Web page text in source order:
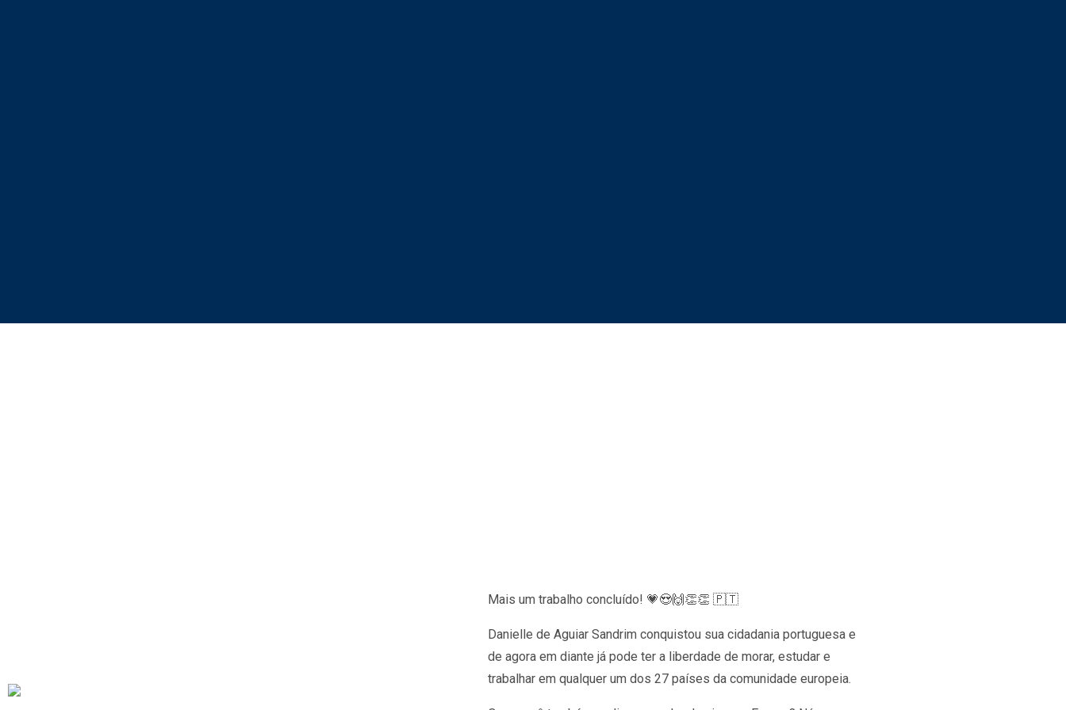
Mais um trabalho concluído! 💗😍🙌👏👏 🇵🇹
Danielle de Aguiar Sandrim conquistou sua cidadania portuguesa e
de agora em diante já pode ter a liberdade de morar, estudar e
trabalhar em qualquer um dos 27 países da comunidade europeia.